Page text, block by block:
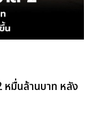
หมื่นล้านบาท หลัง